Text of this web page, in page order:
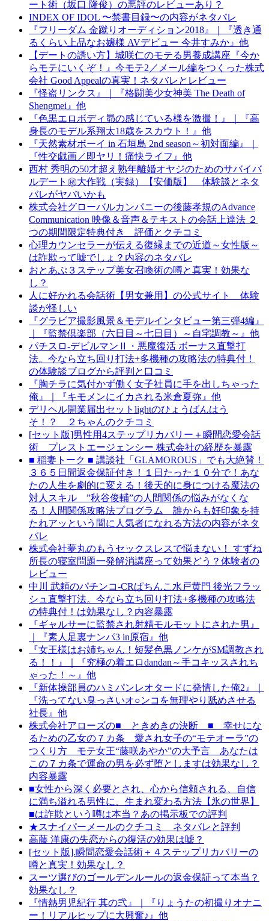
ート術（坂口 隆俊）の悪評のレビューあり？
INDEX OF IDOL 〜禁書目録〜の内容がネタバレ
『フリーダム 金蹴りオーディション2018』｜『透き通
るくらい上品なお嬢様 AVデビュー 今井すみか』他
【デートの誘い方】城咲仁のモテる男養成講座『今か
らモテにいくぞ！』今モテ2／メール編をつくった株式
会社 Good Appealの真実！ネタバレとレビュー
『怪盗リンクス』｜『格闘美少女神美 The Death of
Shengmei』他
『色黒エロボディ昴の感じている様を激撮！』｜『高
身長のモデル系翔太18歳をスカウト！』他
『天然素材ボーイ in 石垣島 2nd season～初対面編』｜
『性交戯画／即ヤリ！痛快ライフ』他
西村 秀明の50才超え熟年離婚オヤジのためのサバイバ
ルデート㊙大作戦（実録）【安価版】 体験談とネタ
バレがヤバいかも
株式会社グローバルカンパニーの後藤孝規のAdvance
Communication 映像＆音声＆テキストの会話上達法 ２
つの期間限定特典付き 評価とクチコミ
心理カウンセラーが伝える復縁までの近道～女性版～
は詐欺って嘘でしょ？内容のネタバレ
おとあぷ３ステップ美女召喚術の噂と真実！効果な
し？
人に好かれる会話術【男女兼用】の公式サイト 体験
談が怪しい
『グラビア撮影風景＆モデルインタビュー第三弾4編』
｜『監禁倶楽部（六日目～七日目）～自宅調教～』他
パチスロ-デビルマンⅡ・悪魔復活 ボーナス直撃打
法。今なら立ち回り打法+多機種の攻略法の特典付！
の体験談ブログから評判と口コミ
『胸チラに気付かず働く女子社員に手を出しちゃった
俺』｜『キモメンにイカされる米倉夏弥』他
デリヘル開業届出セットlightのひょうばんはう
そ！？ ２ちゃんのクチコミ
[セット版]男性用4ステップリカバリー＋瞬間恋愛会話
術 プレストエージェンシー 株式会社の経歴を暴露
■ 稲妻トーク ■ 講談社「GLAMOROUS」でも大絶賛！
３６５日間返金保証付き！１日たった１０分で！あな
たの人生を劇的に変える！後天的に身につける魔法の
対人スキル ”秋谷俊輔”の人間関係の悩みがなくな
る！人間関係攻略法プログラム 誰からも好印象を持
たれアッという間に人気者になれる方法の内容がネタ
バレ
株式会社夢丸のもうセックスレスで悩まない！ すずね
所長の寝室問題一発解消講座って効果どう？体験者の
レビュー
中川 武頼のパチンコ-CRぱちんこ水戸黄門 後光フラッ
シュ直撃打法。今なら立ち回り打法+多機種の攻略法
の特典付！は効果なし？内容暴露
『ギャルサーに監禁され射精モルモットにされた男』
｜『素人足裏ナンパ3 in原宿』他
『女王様はお姉ちゃん！短髪色黒ノンケがSM調教され
る！！』｜『究極の着エロdandan～手コキッスされち
ゃった！～』他
『新体操部員のハミパンレオタードに発情した俺2』｜
『洗ってない臭っさいオ○ンコを無理やり舐めさせる
社長』他
株式会社アローズの■ ときめきの決断 ■ 幸せにな
るための乙女の７カ条 愛され女子の“モテオーラ”の
つくり方 モテ女王“藤咲あやか”の大予言 あなたは
この７カ条で運命の男を必ず堕としますは効果なし？
内容暴露
■女性から深く必要とされ、心から信頼される、自信
に満ち溢れる男性に、生まれ変わる方法【氷の世界】
■は詐欺という噂は本当？あの掲示板での評判
★スナイパーメールのクチコミ ネタバレと評判
高藤 洋康の失恋からの復活の効果は嘘？
[セット版].瞬間恋愛会話術＋４ステップリカバリーの
噂と真実！効果なし？
スーツ選びのゴールデンルールの返金保証って本当？
効果なし？
『情熱男児紀行 其の弐』｜『りょうたの初撮りオナニ
ー！リアルヒップに大興奮♪』他